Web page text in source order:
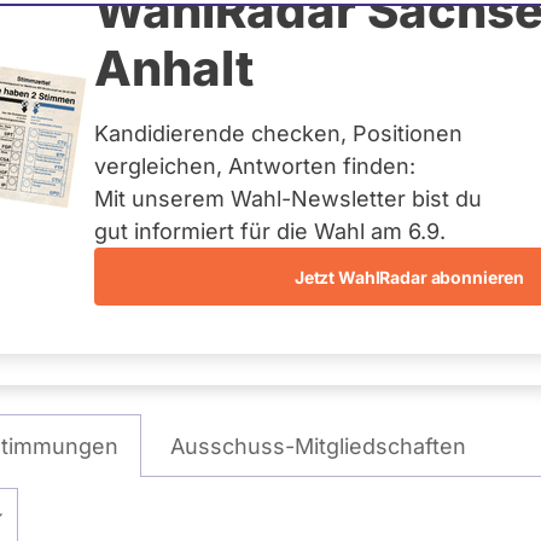
Anhalt
Kandidierende checken, Positionen
vergleichen, Antworten finden:
Mit unserem Wahl-Newsletter bist du
gut informiert für die Wahl am 6.9.
Jetzt WahlRadar abonnieren
Landesliste CDU
WAHLKAMPFPOSITIONEN
Ausschuss-Mitgliedschaften